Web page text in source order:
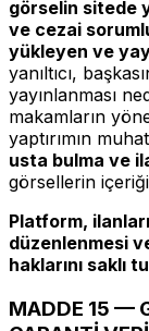
görselin sitede
ve cezai
yükleyen ve
yanıltıcı,
yayınlanması
makamların
yaptırımın
usta bulma ve
görsellerin
Platform,
düzenlenmesi
haklarını saklı
MADDE 15 —